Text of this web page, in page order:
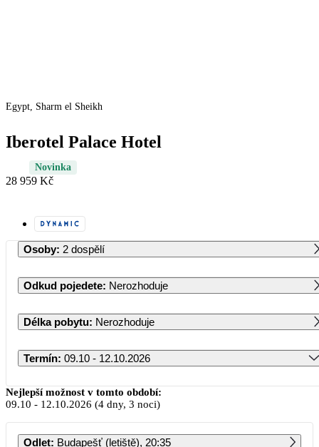
Egypt, Sharm el Sheikh
Iberotel Palace Hotel
Novinka
28 959 Kč
Osoby: 2 dospělí
Odkud pojedete: Nerozhoduje
Délka pobytu: Nerozhoduje
Termín: 09.10 - 12.10.2026
Říjen 2026
PO ÚT ST ČT PÁ SO NE
Nejlepší možnost v tomto období:
09.10 - 12.10.2026 (4 dny, 3 noci)
Odlet: Budapešť (letiště), 20:35